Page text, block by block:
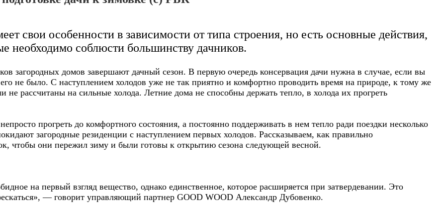
свои особенности в зависимости от типа строения, но есть основные действия,
необходимо соблюсти большинству дачников.
загородных домов завершают дачный сезон. В первую очередь консервация дачи нужна в случае, если вы
не было. С наступлением холодов уже не так приятно и комфортно проводить время на природе, к тому же
не рассчитаны на сильные холода. Летние дома не способны держать тепло, в холода их прогреть
прогреть до комфортного состояния, а постоянно поддерживать в нем тепло ради поездки несколько
загородные резиденции с наступлением первых холодов. Рассказываем, как правильно
чтобы они пережил зиму и были готовы к открытию сезона следующей весной.
на первый взгляд вещество, однако единственное, которое расширяется при затвердевании. Это
— говорит управляющий партнер GOOD WOOD Александр Дубовенко.